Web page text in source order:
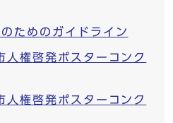
ためのガイドライン
権啓発ポスターコンク
権啓発ポスターコンク